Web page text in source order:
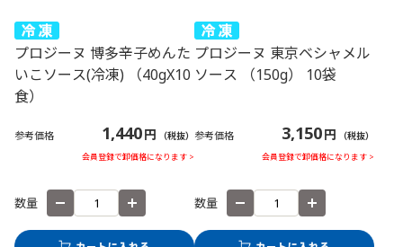
プロジーヌ 博多辛子めんた
いこソース(冷凍) （40gX10
食）
参考価格 1,440円 （税抜）
会員登録で卸価格になります >
数量
プロジーヌ 東京ベシャメル
ソース （150g） 10袋
参考価格 3,150円 （税抜）
会員登録で卸価格になります >
数量